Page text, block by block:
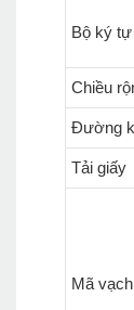
Bộ ký tự
Chiều
Đường
Tải giấy
Mã vạch